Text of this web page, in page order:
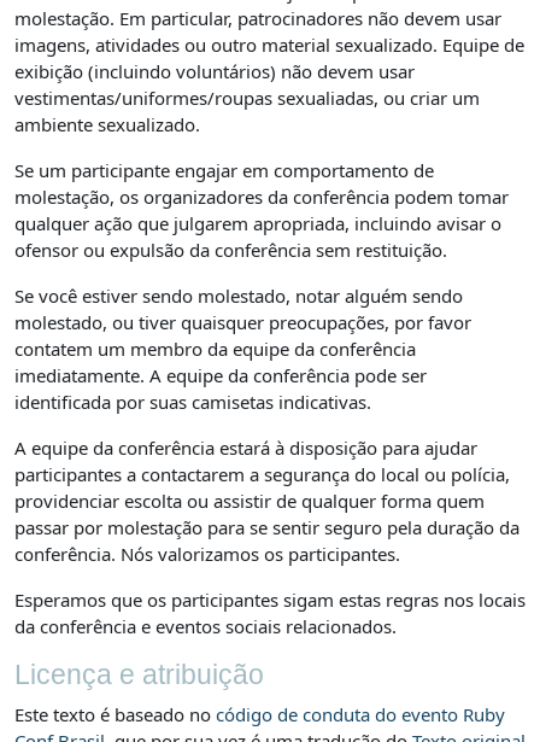
molestação. Em particular, patrocinadores não devem usar
imagens, atividades ou outro material sexualizado. Equipe de
exibição (incluindo voluntários) não devem usar
vestimentas/uniformes/roupas sexualiadas, ou criar um
ambiente sexualizado.
Se um participante engajar em comportamento de
molestação, os organizadores da conferência podem tomar
qualquer ação que julgarem apropriada, incluindo avisar o
ofensor ou expulsão da conferência sem restituição.
Se você estiver sendo molestado, notar alguém sendo
molestado, ou tiver quaisquer preocupações, por favor
contatem um membro da equipe da conferência
imediatamente. A equipe da conferência pode ser
identificada por suas camisetas indicativas.
A equipe da conferência estará à disposição para ajudar
participantes a contactarem a segurança do local ou polícia,
providenciar escolta ou assistir de qualquer forma quem
passar por molestação para se sentir seguro pela duração da
conferência. Nós valorizamos os participantes.
Esperamos que os participantes sigam estas regras nos locais
da conferência e eventos sociais relacionados.
Licença e atribuição
Este texto é baseado no código de conduta do evento Ruby